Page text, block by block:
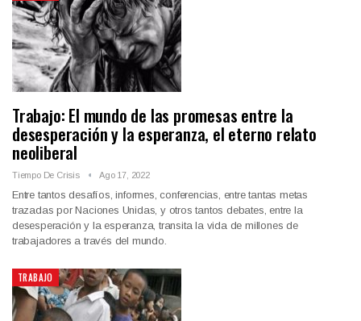
Trabajo: El mundo de las promesas entre la
desesperación y la esperanza, el eterno relato
neoliberal
Tiempo De Crisis Ago 17, 2022
Entre tantos desafíos, informes, conferencias, entre tantas metas
trazadas por Naciones Unidas, y otros tantos debates, entre la
desesperación y la esperanza, transita la vida de millones de
trabajadores a través del mundo.
TRABAJO